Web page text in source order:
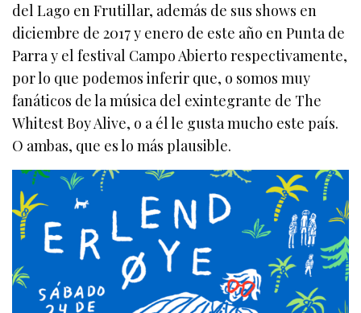
del Lago en Frutillar, además de sus shows en
diciembre de 2017 y enero de este año en Punta de
Parra y el festival Campo Abierto respectivamente,
por lo que podemos inferir que, o somos muy
fanáticos de la música del exintegrante de The
Whitest Boy Alive, o a él le gusta mucho este país.
O ambas, que es lo más plausible.